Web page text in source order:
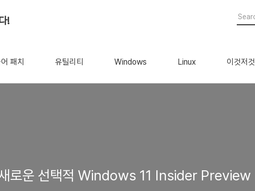
!
패치 유틸리티 Windows Linux 이것저것
로운 선택적 Windows 11 Insider Preview